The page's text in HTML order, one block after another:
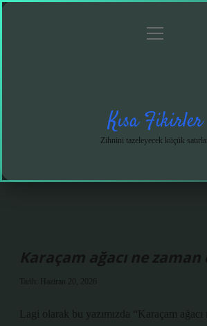
menüyü
Kısa Fikirler
Zihnini tazeleyecek küçük
Karaçam ağacı ne
Tarih: Haziran 20, 2026
Lagi olarak bu yazımızda “Karaçam